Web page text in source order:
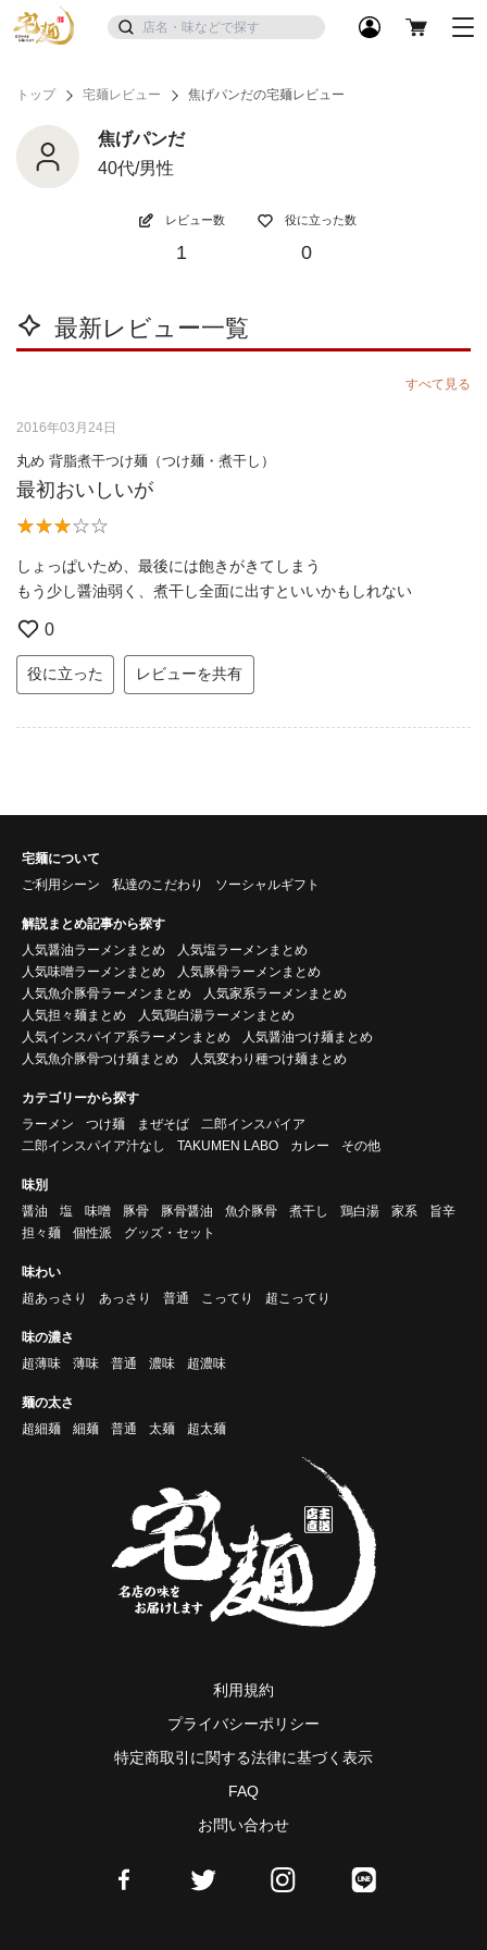
トップ 宅麺レビュー 焦げパンだの宅麺レビュー
焦げパンだ
40代/男性
レビュー数
1
役に立った数
0
最新レビュー一覧
すべて見る
2016年03月24日
丸め 背脂煮干つけ麺（つけ麺・煮干し）
最初おいしいが
しょっぱいため、最後には飽きがきてしまう
もう少し醤油弱く、煮干し全面に出すといいかもしれない
0
役に立った レビューを共有
宅麺について
ご利用シーン
私達のこだわり ソーシャルギフト
解説まとめ記事から探す
人気醤油ラーメンまとめ
人気塩ラーメンまとめ
人気味噌ラーメンまとめ
人気豚骨ラーメンまとめ
人気魚介豚骨ラーメンまとめ
人気家系ラーメンまとめ
人気担々麺まとめ
人気鶏白湯ラーメンまとめ
人気インスパイア系ラーメンまとめ
人気醤油つけ麺まとめ
人気魚介豚骨つけ麺まとめ
人気変わり種つけ麺まとめ
カテゴリーから探す
ラーメン
つけ麺 まぜそば
二郎インスパイア
二郎インスパイア汁なし
TAKUMEN LABO カレー その他
味別
醤油
塩 味噌 豚骨 豚骨醤油 魚介豚骨 煮干し 鶏白湯 家系
旨辛
担々麺
個性派 グッズ・セット
味わい
超あっさり
あっさり 普通 こってり 超こってり
味の濃さ
超薄味
薄味 普通 濃味 超濃味
麺の太さ
超細麺
細麺 普通 太麺 超太麺
利用規約
プライバシーポリシー
特定商取引に関する法律に基づく表示
FAQ
お問い合わせ